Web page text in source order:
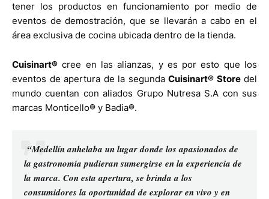
tener los productos en funcionamiento por medio de
eventos de demostración, que se llevarán a cabo en el
área exclusiva de cocina ubicada dentro de la tienda.
Cuisinart® cree en las alianzas, y es por esto que los
eventos de apertura de la segunda Cuisinart® Storedel
mundo cuentan con aliados Grupo Nutresa S.A con sus
marcas Monticello® y Badia®.
“Medellín anhelaba un lugar donde los apasionados de
la gastronomía pudieran sumergirse en la experiencia de
la marca. Con esta apertura, se brinda a los
consumidores la oportunidad de explorar en vivo y en